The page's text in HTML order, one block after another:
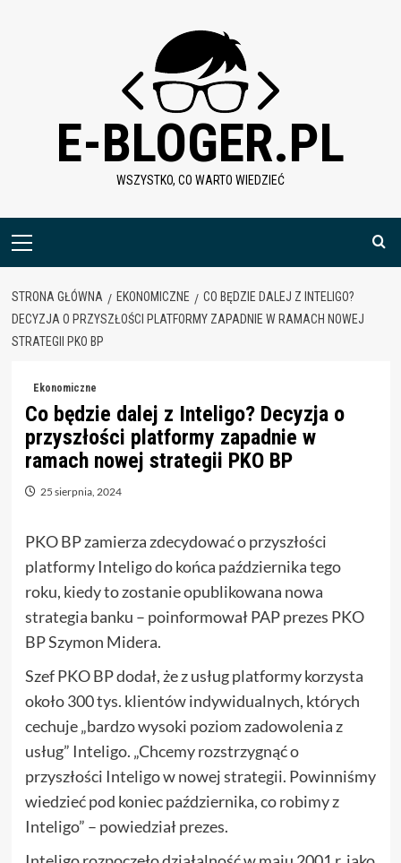
E-BLOGER.PL
WSZYSTKO, CO WARTO WIEDZIEĆ
Menu
STRONA GŁÓWNA EKONOMICZNE
CO BĘDZIE DALEJ Z INTELIGO?
DECYZJA O PRZYSZŁOŚCI PLATFORMY ZAPADNIE W RAMACH NOWEJ
STRATEGII PKO BP
Ekonomiczne
Co będzie dalej z Inteligo? Decyzja o
przyszłości platformy zapadnie w
ramach nowej strategii PKO BP
25 sierpnia, 2024
PKO BP zamierza zdecydować o przyszłości
platformy Inteligo do końca października tego
roku, kiedy to zostanie opublikowana nowa
strategia banku – poinformował PAP prezes PKO
BP Szymon Midera.
Szef PKO BP dodał, że z usług platformy korzysta
około 300 tys. klientów indywidualnych, których
cechuje „bardzo wysoki poziom zadowolenia z
usług” Inteligo. „Chcemy rozstrzygnąć o
przyszłości Inteligo w nowej strategii. Powinniśmy
wiedzieć pod koniec października, co robimy z
Inteligo” – powiedział prezes.